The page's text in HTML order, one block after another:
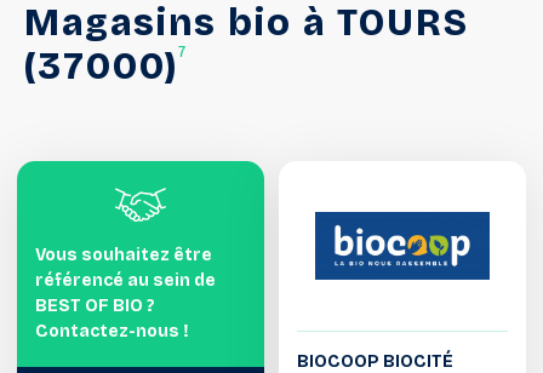
Magasins bio à TOURS
(37000) 7
Vous souhaitez être
référencé au sein de
BEST OF BIO ?
Contactez-nous !
BIOCOOP BIOCITÉ